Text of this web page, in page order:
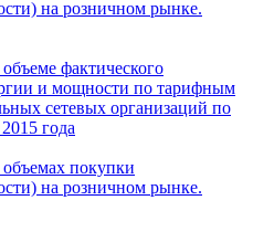
на розничном рынке.
фактического
и мощности по тарифным
сетевых организаций по
года
покупки
на розничном рынке.